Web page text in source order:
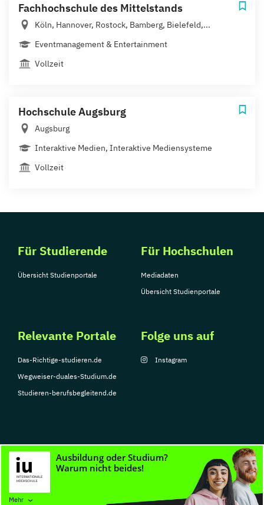
Mehr
Fachhochschule des Mittelstands
Köln, Hannover, Rostock, Bamberg, Bielefeld,...
Eventmanagement & Entertainment
Vollzeit
Hochschule Augsburg
Augsburg
Interaktive Medien, Interaktive Mediensysteme
Vollzeit
Für Studierende
Übersicht Studienportale
Für Hochschulen
Mediadaten
Übersicht Studienportale
Relevante Portale
Das-Richtige-studieren.de
Wegweiser-duales-Studium.de
Studieren-berufsbegleitend.de
Folge uns auf
Instagram
© Copyright 2026, TarGroup Media GmbH
Nutzungsbedingungen